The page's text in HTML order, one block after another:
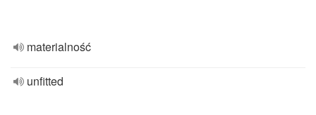
materialność
unfitted